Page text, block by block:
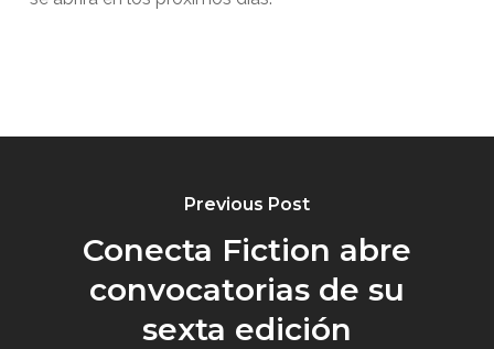
Previous Post
Conecta Fiction abre
convocatorias de su
sexta edición